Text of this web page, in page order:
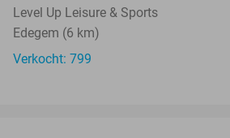
Level Up Leisure & Sports
Edegem (6 km)
Verkocht: 799